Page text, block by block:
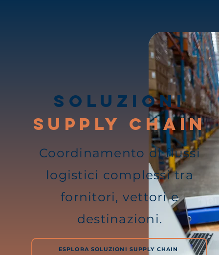
Soluzioni
supply chain
Coordinamento di flussi
logistici complessi tra
fornitori, vettori e
destinazioni.
ESPLORA SOLUZIONI SUPPLY CHAIN